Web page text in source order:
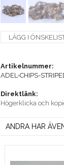
LÄGG I
Artikelnummer:
ADEL-CHIPS-
Direktlänk:
Högerklicka och
ANDRA HAR